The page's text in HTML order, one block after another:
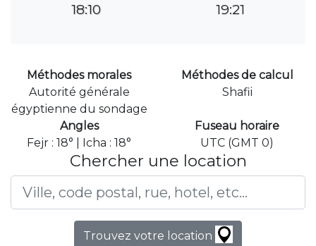
18:10
19:21
Méthodes morales
Autorité générale
égyptienne du sondage
Méthodes de calcul
Shafii
Angles
Fejr : 18° | Icha : 18°
Fuseau horaire
UTC (GMT 0)
Chercher une location
Trouvez votre location